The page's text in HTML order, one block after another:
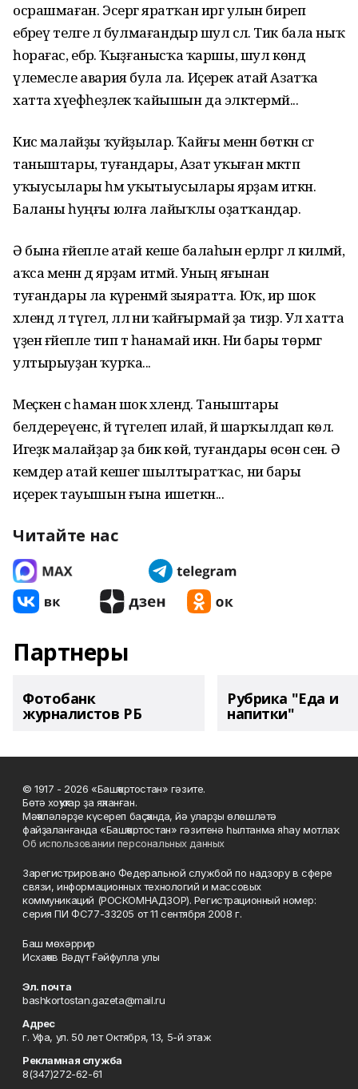
осрашмаған. Эсергә яратҡан иргә улын биреп
ебәреү теләге лә булмағандыр шул әсәлә. Тик бала ныҡ
һорағас, ебәрә. Ҡыҙғанысҡа ҡаршы, шул көндә
үлемесле авария була ла. Иҫерек атай Азатҡа
хатта хәүефһеҙлек ҡайышын да эләктермәй...
Кисә малайҙы ҡуйҙылар. Ҡайғы менән бөткән әсәгә
таныштары, туғандары, Азат уҡыған мәктәп
уҡыусылары һәм уҡытыусылары ярҙам иткән.
Баланы һуңғы юлға лайыҡлы оҙатҡандар.
Ә бына ғәйепле атай кеше балаһын ерләргә лә килмәй,
аҡса менән дә ярҙам итмәй. Уның яғынан
туғандары ла күренмәй зыяратта. Юҡ, ир шок
хәлендә лә түгел, әллә ни ҡайғырмай ҙа тиҙәр. Ул хатта
үҙен ғәйепле тип тә һанамай икән. Ни бары төрмәгә
ултырыуҙан ҡурҡа...
Меҫкен әсә һаман шок хәлендә. Таныштары
белдереүенсә, йә түгелеп илай, йә шарҡылдап көлә.
Игеҙәк малайҙар ҙа бик көйә, туғандары өсөн әсенә. Ә
кемдер атай кешегә шылтыратҡас, ни бары
иҫерек тауышын ғына ишеткән...
Читайте нас
Партнеры
Фотобанк
журналистов РБ
Рубрика "Еда и
напитки"
© 1917 - 2026 «Башҡортостан» гәзите.
Бөтә хоҡуҡтар ҙа яҡланған.
Мәҡәләләрҙе күсереп баҫҡанда, йә уларҙы өлөшләтә
файҙаланғанда «Башҡортостан» гәзитенә һылтанма яһау мотлаҡ.
Об использовании персональных данных
Зарегистрировано Федеральной службой по надзору в сфере
связи, информационных технологий и массовых
коммуникаций (РОСКОМНАДЗОР). Регистрационный номер:
серия ПИ ФС77-33205 от 11 сентября 2008 г.
Баш мөхәррир
Исхаҡов Вәдүт Ғәйфулла улы
Эл. почта
bashkortostan.gazeta@mail.ru
Адрес
г. Уфа, ул. 50 лет Октября, 13, 5-й этаж
Рекламная служба
8(347)272-62-61